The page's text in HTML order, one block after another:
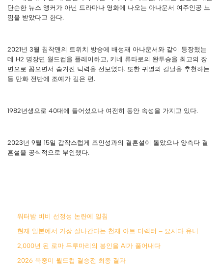
단순한 뉴스 앵커가 아닌 드라마나 영화에 나오는 아나운서 여주인공 느
낌을 받았다고 한다.
2021년 3월 침착맨의 트위치 방송에 배성재 아나운서와 같이 등장했는
데 H2 명장면 월드컵을 플레이하고, 키네 류타로의 완투승을 최고의 장
면으로 꼽으면서 숨겨진 덕력을 선보였다. 또한 귀멸의 칼날을 추천하는
등 만화 전반에 조예가 깊은 편.
1982년생으로 40대에 들어섰으나 여전히 동안 속성을 가지고 있다.
2023년 9월 15일 갑작스럽게 조인성과의 결혼설이 돌았으나 양측다 결
혼설을 공식적으로 부인했다.
워터밤 비비 선정성 논란에 일침
현재 일본에서 가장 잘나간다는 천재 아트 디렉터 – 요시다 유니
2,000년 된 로마 두루마리의 봉인을 AI가 풀어내다
2026 북중미 월드컵 결승전 최종 결과